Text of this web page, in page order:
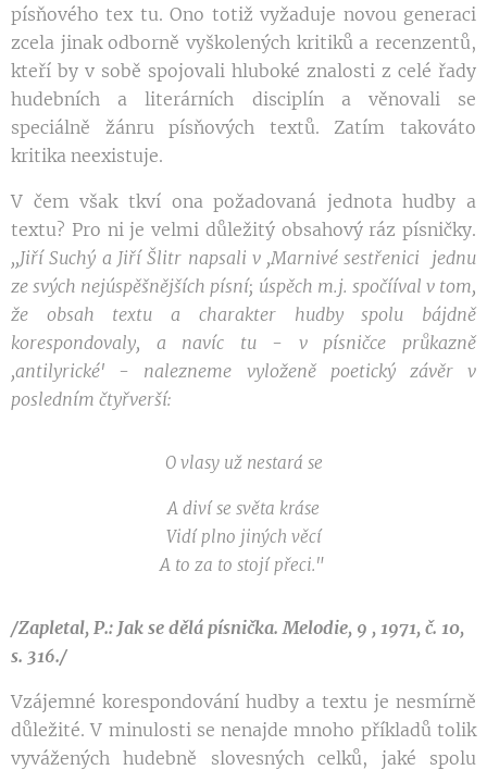
písňového tex tu. Ono totiž vyžaduje novou generaci
zcela jinak odborně vyškolených kritiků a recenzentů,
kteří by v sobě spojovali hluboké znalosti z celé řady
hudebních a literárních disciplín a věnovali se
speciálně žánru písňových textů. Zatím takováto
kritika neexistuje.
V čem však tkví ona požadovaná jednota hudby a
textu? Pro ni je velmi důležitý obsahový ráz písničky.
,,JiříSuchý a Jiří Šlitr napsali v ,Marnivé sestřenici
jednu
ze svých nejúspěšnějších písní; úspěch m.j. spočííval v tom,
že obsah textua charakter hudby spolu bájdně
korespondovaly, a navíc tu - v písničce průkazně
,antilyrické' - nalezneme vyloženě poetický závěr v
posledním čtyřverší:
O vlasy už nestará se
A diví se světa kráse
Vidí plno jiných věcí
A to za to stojí přeci."
/Zapletal, P.: Jak se dělá písnička. Melodie, 9 , 1971, č. 10,
s. 316./
Vzájemné korespondování hudby a textu je nesmírně
důležité. V minulosti se nenajde mnoho příkladů tolik
vyvážených hudebně slovesných celků, jaké spolu